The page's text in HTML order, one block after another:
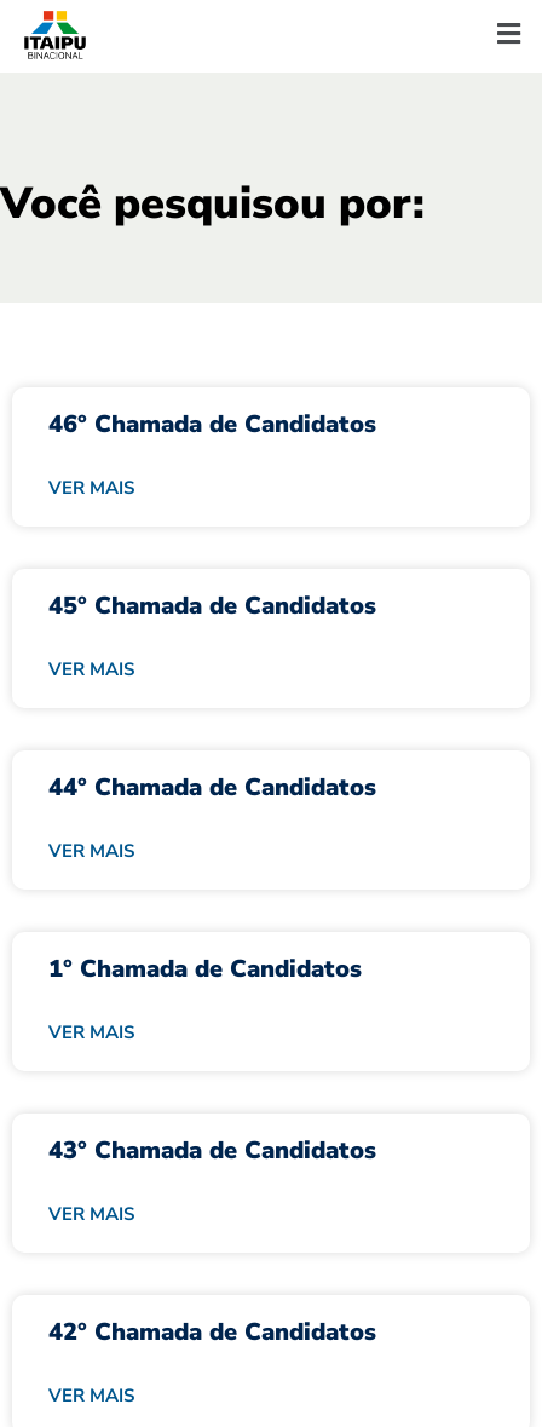
Você pesquisou por:
46° Chamada de Candidatos
VER MAIS
45° Chamada de Candidatos
VER MAIS
44° Chamada de Candidatos
VER MAIS
1° Chamada de Candidatos
VER MAIS
43° Chamada de Candidatos
VER MAIS
42° Chamada de Candidatos
VER MAIS